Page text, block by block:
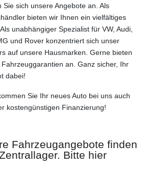
sich unsere Angebote an. Als
bieten wir Ihnen ein vielfältiges
unabhängiger Spezialist für VW, Audi,
und Rover konzentriert sich unser
auf unsere Hausmarken. Gerne bieten
an. Ganz sicher, Ihr
dabei!
Sie Ihr neues Auto bei uns auch
kostengünstigen Finanzierung!
Fahrzeugangebote finden
Bitte hier